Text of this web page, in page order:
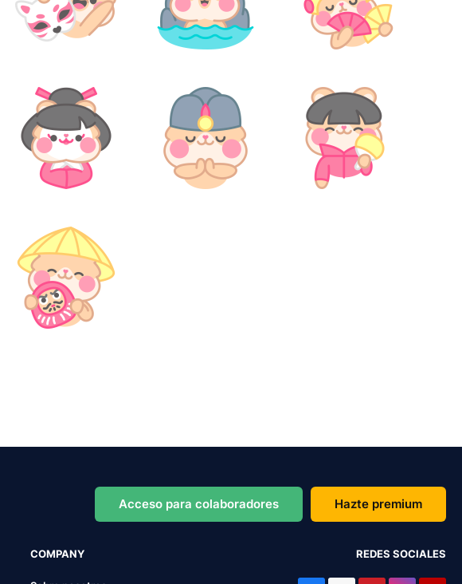
Acceso para colaboradores Hazte premium
COMPANY REDES SOCIALES